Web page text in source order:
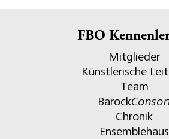
FBO
Mitglieder
Künstlerische
Team
Barock
Chronik
Ensemblehaus